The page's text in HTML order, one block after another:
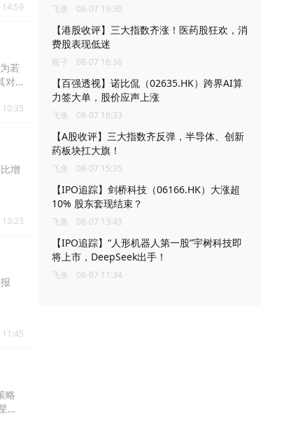
若
对
回
增
略
星
飞鱼 08-07 19:30
【港股收评】三大指数齐涨！医药股狂欢，消
费股表现低迷
瓶子 08-07 16:36
【百强透视】诺比侃（02635.HK）跨界AI算
力签大单，股价应声上涨
飞鱼 08-07 16:33
【A股收评】三大指数齐反弹，半导体、创新
药板块扛大旗！
飞鱼 08-07 15:35
【IPO追踪】剑桥科技（06166.HK）大涨超
10% 股东套现结束？
飞鱼 08-07 13:43
【IPO追踪】“人形机器人第一股”宇树科技即
将上市，DeepSeek出手！
飞鱼 08-07 11:34